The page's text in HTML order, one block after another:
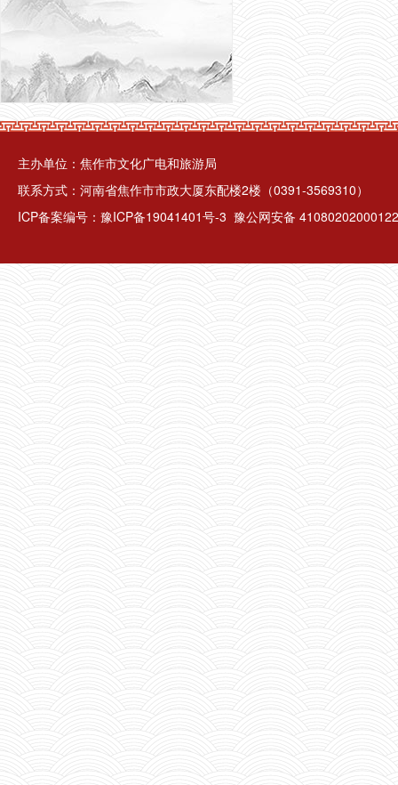
主办单位：焦作市文化广电和旅游局
联系方式：河南省焦作市市政大厦东配楼2楼（0391-3569310）
ICP备案编号： 豫ICP备19041401号-3 豫公网安备